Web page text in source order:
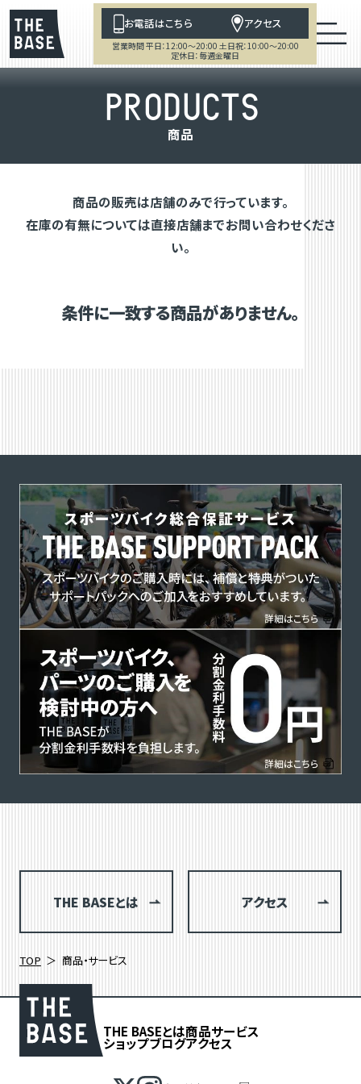
お電話はこちら アクセス
営業時間 平日：12:00～20:00 土日祝：10:00～20:00
定休日：毎週金曜日
PRODUCTS
商品
商品の販売は店舗のみで行っています。
在庫の有無については直接店舗までお問い合わせくださ
い。
条件に一致する商品がありません。
THE BASEとは アクセス
TOP 商品・サービス
THE BASEとは商品サービス
ショップブログアクセス